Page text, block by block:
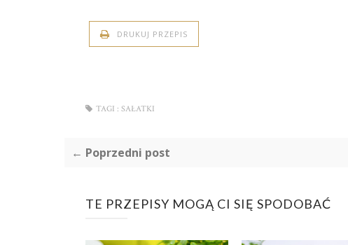
DRUKUJ PRZEPIS
TAGI : SAŁATKI
← Poprzedni post
TE PRZEPISY MOGĄ CI SIĘ SPODOBAĆ